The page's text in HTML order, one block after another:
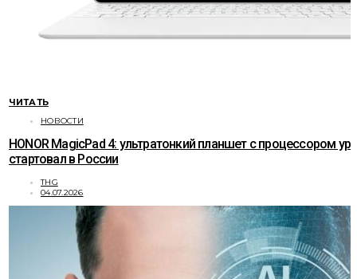
ЧИТАТЬ
НОВОСТИ
HONOR MagicPad 4: ультратонкий планшет с процессором
стартовал в России
THG
04.07.2026